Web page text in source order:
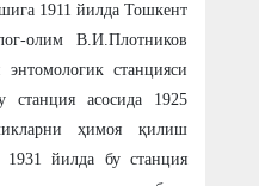
1911 йилда Тошкент
олим В.И.Плотников
станцияси
станция асосида 1925
ҳимоя қилиш
1931 йилда бу станция